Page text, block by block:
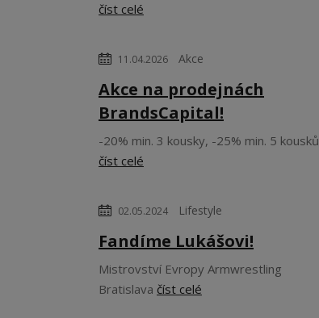
číst celé
11.04.2026 Akce
Akce na prodejnách
BrandsCapital!
-20% min. 3 kousky, -25% min. 5 kousků
číst celé
02.05.2024 Lifestyle
Fandíme Lukášovi!
Mistrovství Evropy Armwrestling
Bratislava číst celé